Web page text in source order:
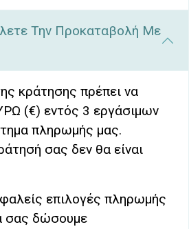
Την Προκαταβολή Με
κράτησης πρέπει να
(€) εντός 3 εργάσιμων
πληρωμής μας.
σας δεν θα είναι
επιλογές πληρωμής
σας δώσουμε